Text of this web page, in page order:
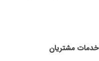
خدمات مشتریان